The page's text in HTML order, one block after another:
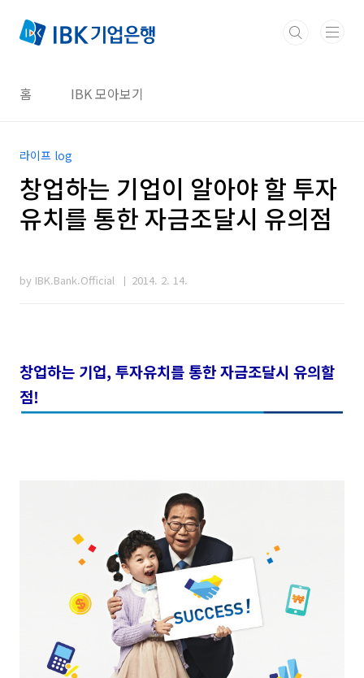
홈 IBK 모아보기
라이프 log
창업하는 기업이 알아야 할 투자
유치를 통한 자금조달시 유의점
by IBK.Bank.Official 2014. 2. 14.
창업하는 기업, 투자유치를 통한 자금조달시 유의할
점!